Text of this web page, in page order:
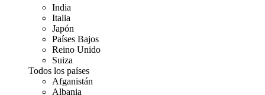
India
Italia
Japón
Países Bajos
Reino Unido
Suiza
Todos los países
Afganistán
Albania